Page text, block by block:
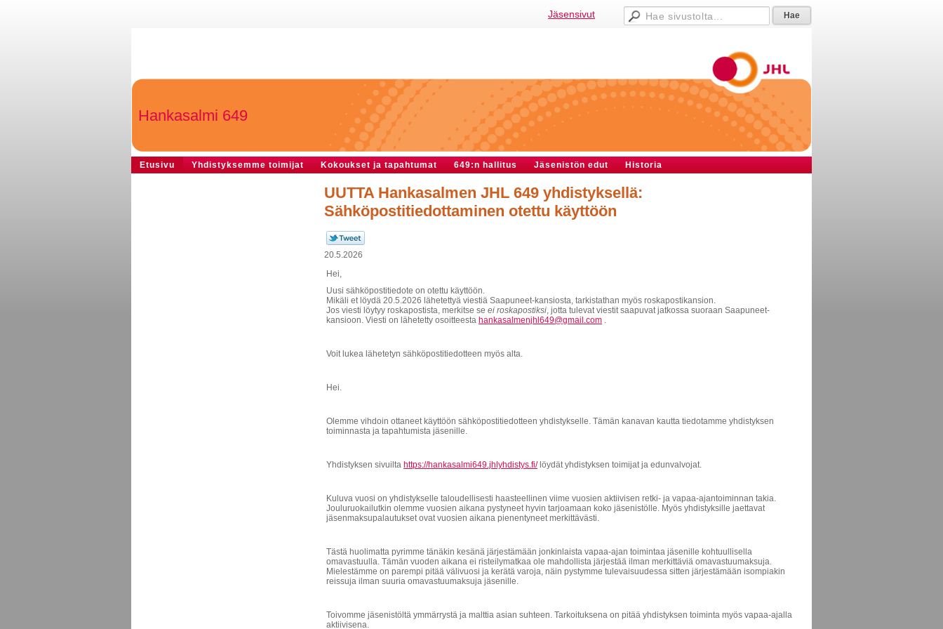
Jäsensivut
Hankasalmi 649
Etusivu Yhdistyksemme toimijat Kokoukset ja tapahtumat 649:n hallitus Jäsenistön edut Historia
UUTTA Hankasalmen JHL 649 yhdistyksellä:
Sähköpostitiedottaminen otettu käyttöön
20.5.2026
Hei,
Uusi sähköpostitiedote on otettu käyttöön.
Mikäli et löydä 20.5.2026 lähetettyä viestiä Saapuneet-kansiosta, tarkistathan myös roskapostikansion.
Jos viesti löytyy roskapostista, merkitse se ei roskapostiksi, jotta tulevat viestit saapuvat jatkossa suoraan Saapuneet-
kansioon. Viesti on lähetetty osoitteesta hankasalmenjhl649@gmail.com .
Voit lukea lähetetyn sähköpostitiedotteen myös alta.
Hei.
Olemme vihdoin ottaneet käyttöön sähköpostitiedotteen yhdistykselle. Tämän kanavan kautta tiedotamme yhdistyksen
toiminnasta ja tapahtumista jäsenille.
Yhdistyksen sivuilta https://hankasalmi649.jhlyhdistys.fi/löydät yhdistyksen toimijat ja edunvalvojat.
Kuluva vuosi on yhdistykselle taloudellisesti haasteellinen viime vuosien aktiivisen retki- ja vapaa-ajantoiminnan takia.
Jouluruokailutkin olemme vuosien aikana pystyneet hyvin tarjoamaan koko jäsenistölle. Myös yhdistyksille jaettavat
jäsenmaksupalautukset ovat vuosien aikana pienentyneet merkittävästi.
Tästä huolimatta pyrimme tänäkin kesänä järjestämään jonkinlaista vapaa-ajan toimintaa jäsenille kohtuullisella
omavastuulla. Tämän vuoden aikana ei risteilymatkaa ole mahdollista järjestää ilman merkittäviä omavastuumaksuja.
Mielestämme on parempi pitää välivuosi ja kerätä varoja, näin pystymme tulevaisuudessa sitten järjestämään isompiakin
reissuja ilman suuria omavastuumaksuja jäsenille.
Toivomme jäsenistöltä ymmärrystä ja malttia asian suhteen. Tarkoituksena on pitää yhdistyksen toiminta myös vapaa-ajalla
aktiivisena.